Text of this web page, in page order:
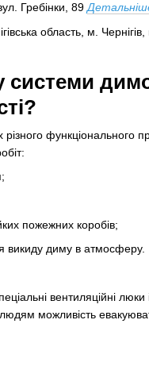
Гребінки, 89
область, м.
системи
функціонального
пожежних коробів;
викиду диму в атмосферу.
вентиляційні
можливість